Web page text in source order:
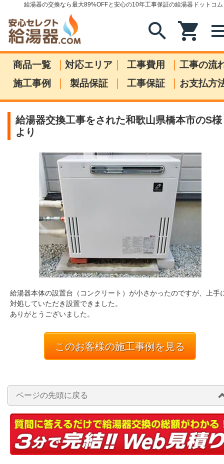
給湯器の交換なら最大89%OFFと安心の10年工事保証の給湯器ドットコム
search shopping_cart
商品一覧 | 対応エリア | 工事費用 | 工事の流
施工事例
| 製品保証 | 工事保証 | お支払方
給湯器交換工事をされた和歌山県橋本市のS様
より
給湯器本体の設置台（コンクリート）が小さかったのですが、上手
対処していただき設置できました。
ありがとうございました。
このお客様の施工事例を見る
ページの先頭に戻る